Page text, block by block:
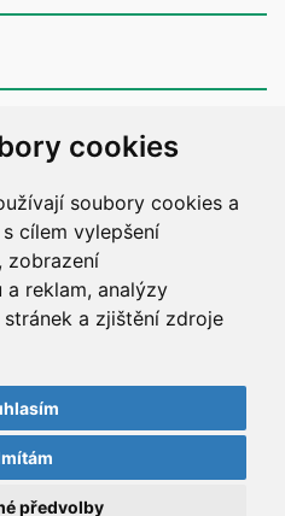
cookies
soubory cookies a
cílem vylepšení
zobrazení
a reklam, analýzy
a zjištění zdroje
předvolby
ODESLAT
Všechna práva vyhrazena.
/weby-tabor.cz
stránek